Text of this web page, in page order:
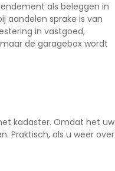
als beleggen in
aandelen sprake is van
in vastgoed,
de garagebox wordt
kadaster. Omdat het uw
Praktisch, als u weer over